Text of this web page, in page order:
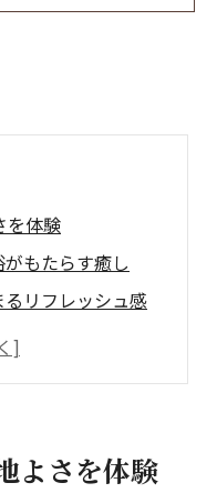
を体験
もたらす癒し
リフレッシュ感
効果を実感
左右する理由
感温度はどう違う
よさを体験